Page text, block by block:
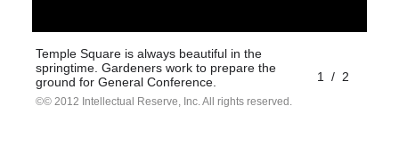
Temple Square is always beautiful in the
springtime. Gardeners work to prepare the
ground for General Conference.
© 2012 Intellectual Reserve, Inc. All rights reserved.
1 / 2